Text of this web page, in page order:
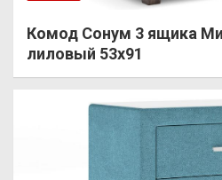
Комод Сонум 3 ящика
лиловый 53х91